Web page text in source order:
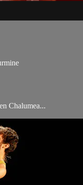
Chalumea...